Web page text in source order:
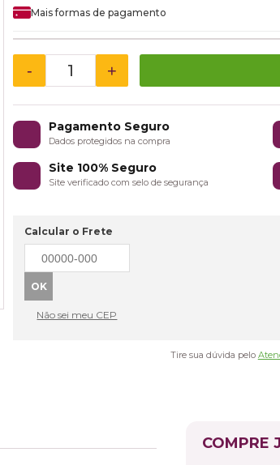
Mais formas de pagamento
- +
Pagamento Seguro
Dados protegidos na compra
Site 100% Seguro
Site verificado com selo de segurança
Calcular o Frete
Não sei meu CEP
Tire sua dúvida pelo
COMPRE